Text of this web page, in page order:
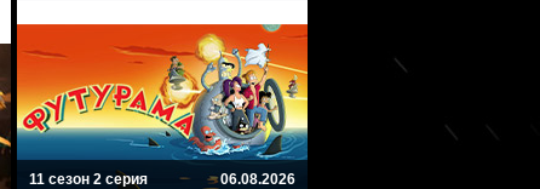
11 сезон 2 серия 06.08.2026